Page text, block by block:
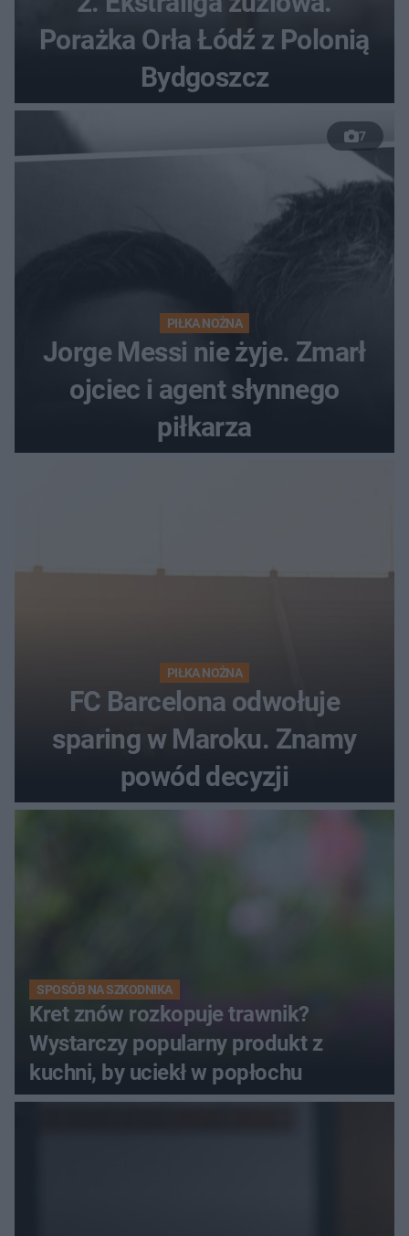
Porażka Orła Łódź z Polonią
Bydgoszcz
7
PIŁKA NOŻNA
Jorge Messi nie żyje. Zmarł
ojciec i agent słynnego
piłkarza
PIŁKA NOŻNA
FC Barcelona odwołuje
sparing w Maroku. Znamy
powód decyzji
SPOSÓB NA SZKODNIKA
Kret znów rozkopuje trawnik?
Wystarczy popularny produkt z
kuchni, by uciekł w popłochu